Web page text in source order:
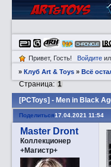
Привет, Гость! Войдите
»Клуб Art & Toys »Всё
[PCToys] - Men in Black
Страница: 1
Поделиться17.04.2021 11:54
Master Dront
Коллекционер
+Магистр+